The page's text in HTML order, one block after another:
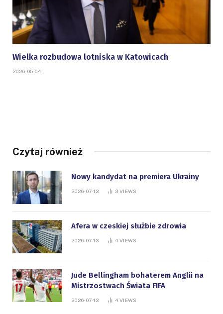
Wielka rozbudowa lotniska w Katowicach
2026-05-04
Czytaj również
Nowy kandydat na premiera Ukrainy
2026-07-13 3 VIEWS
Afera w czeskiej służbie zdrowia
2026-07-13 4 VIEWS
Jude Bellingham bohaterem Anglii na
Mistrzostwach Świata FIFA
2026-07-13 4 VIEWS